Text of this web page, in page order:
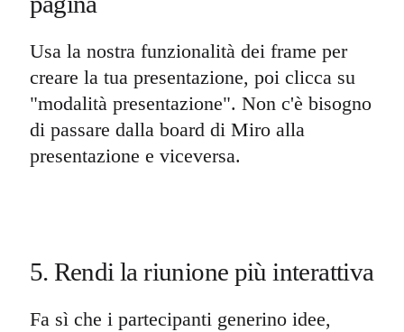
Usa la nostra funzionalità dei frame per
creare la tua presentazione, poi clicca su
"modalità presentazione". Non c'è bisogno
di passare dalla board di Miro alla
presentazione e viceversa.
5. Rendi la riunione più interattiva
Fa sì che i partecipanti generino idee,